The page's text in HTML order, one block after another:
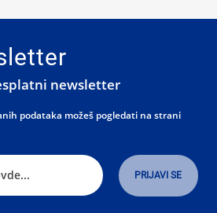
newsletter
podataka možeš pogledati na strani